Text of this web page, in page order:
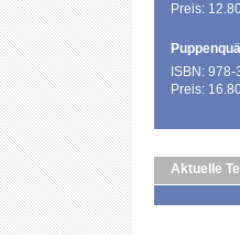
Preis:
ISBN:
Preis:
Aktuelle